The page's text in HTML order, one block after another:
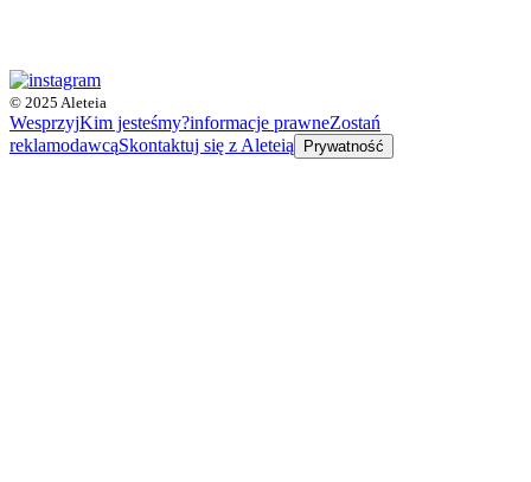
© 2025 Aleteia
WesprzyjKim jesteśmy?informacje prawneZostań
reklamodawcąSkontaktuj się z Aleteią Prywatność